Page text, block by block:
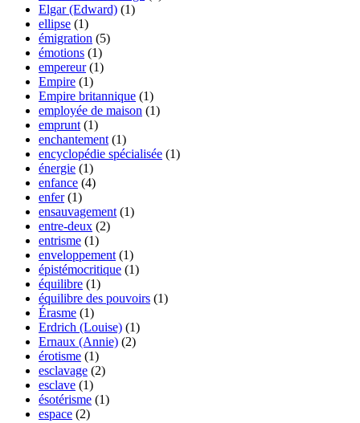
Elgar (Edward) (1)
ellipse (1)
émigration (5)
émotions (1)
empereur (1)
Empire (1)
Empire britannique (1)
employée de maison (1)
emprunt (1)
enchantement (1)
encyclopédie spécialisée (1)
énergie (1)
enfance (4)
enfer (1)
ensauvagement (1)
entre-deux (2)
entrisme (1)
enveloppement (1)
épistémocritique (1)
équilibre (1)
équilibre des pouvoirs (1)
Érasme (1)
Erdrich (Louise) (1)
Ernaux (Annie) (2)
érotisme (1)
esclavage (2)
esclave (1)
ésotérisme (1)
espace (2)